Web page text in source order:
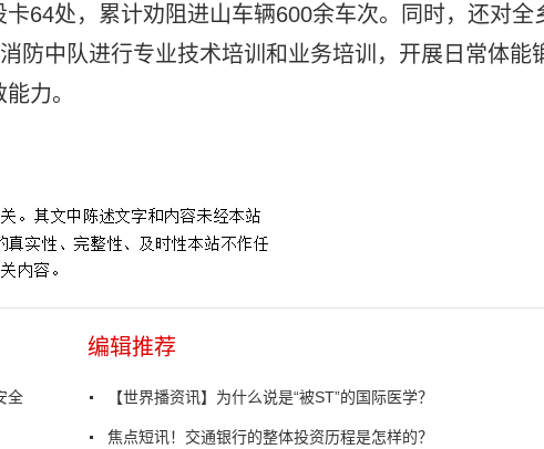
64处，累计劝阻进山车辆600余车次。同时，还对全
防中队进行专业技术培训和业务培训，开展日常体能
力。
全
编辑推荐
【世界播资讯】为什么说是“被ST”的国际医学？
焦点短讯！交通银行的整体投资历程是怎样的？